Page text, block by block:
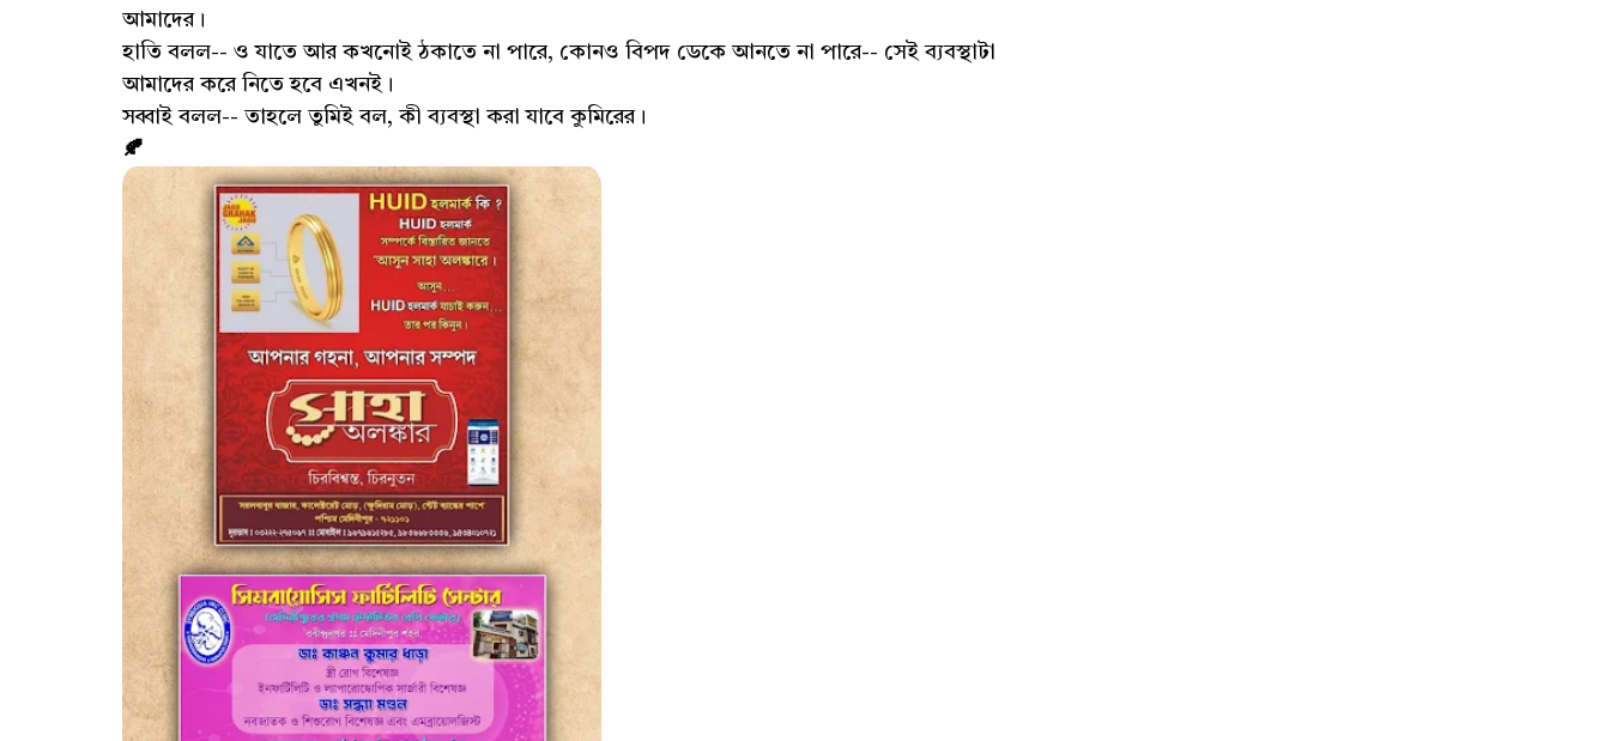
আমাদের।
হাতি বলল-- ও যাতে আর কখনোই ঠকাতে না পারে, কোনও বিপদ ডেকে আনতে না পারে-- সেই ব্যবস্থাটা
আমাদের করে নিতে হবে এখনই।
সব্বাই বলল-- তাহলে তুমিই বল, কী ব্যবস্থা করা যাবে কুমিরের।
🍂